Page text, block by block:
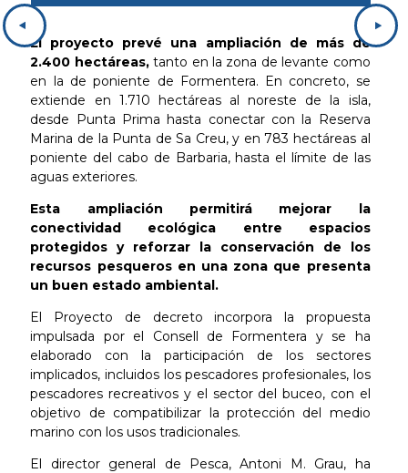
El proyecto prevé una ampliación de más de
2.400 hectáreas,tanto en la zona de levante como
en la de poniente de Formentera. En concreto, se
extiende en 1.710 hectáreas al noreste de la isla,
desde Punta Prima hasta conectar con la Reserva
Marina de la Punta de Sa Creu, y en 783 hectáreas al
poniente del cabo de Barbaria, hasta el límite de las
aguas exteriores.
Esta ampliación permitirá mejorar la
conectividad ecológica entre espacios
protegidos y reforzar la conservación de los
recursos pesqueros en una zona que presenta
un buen estado ambiental.
El Proyecto de decreto incorpora la propuesta
impulsada por el Consell de Formentera y se ha
elaborado con la participación de los sectores
implicados, incluidos los pescadores profesionales, los
pescadores recreativos y el sector del buceo, con el
objetivo de compatibilizar la protección del medio
marino con los usos tradicionales.
El director general de Pesca, Antoni M. Grau, ha